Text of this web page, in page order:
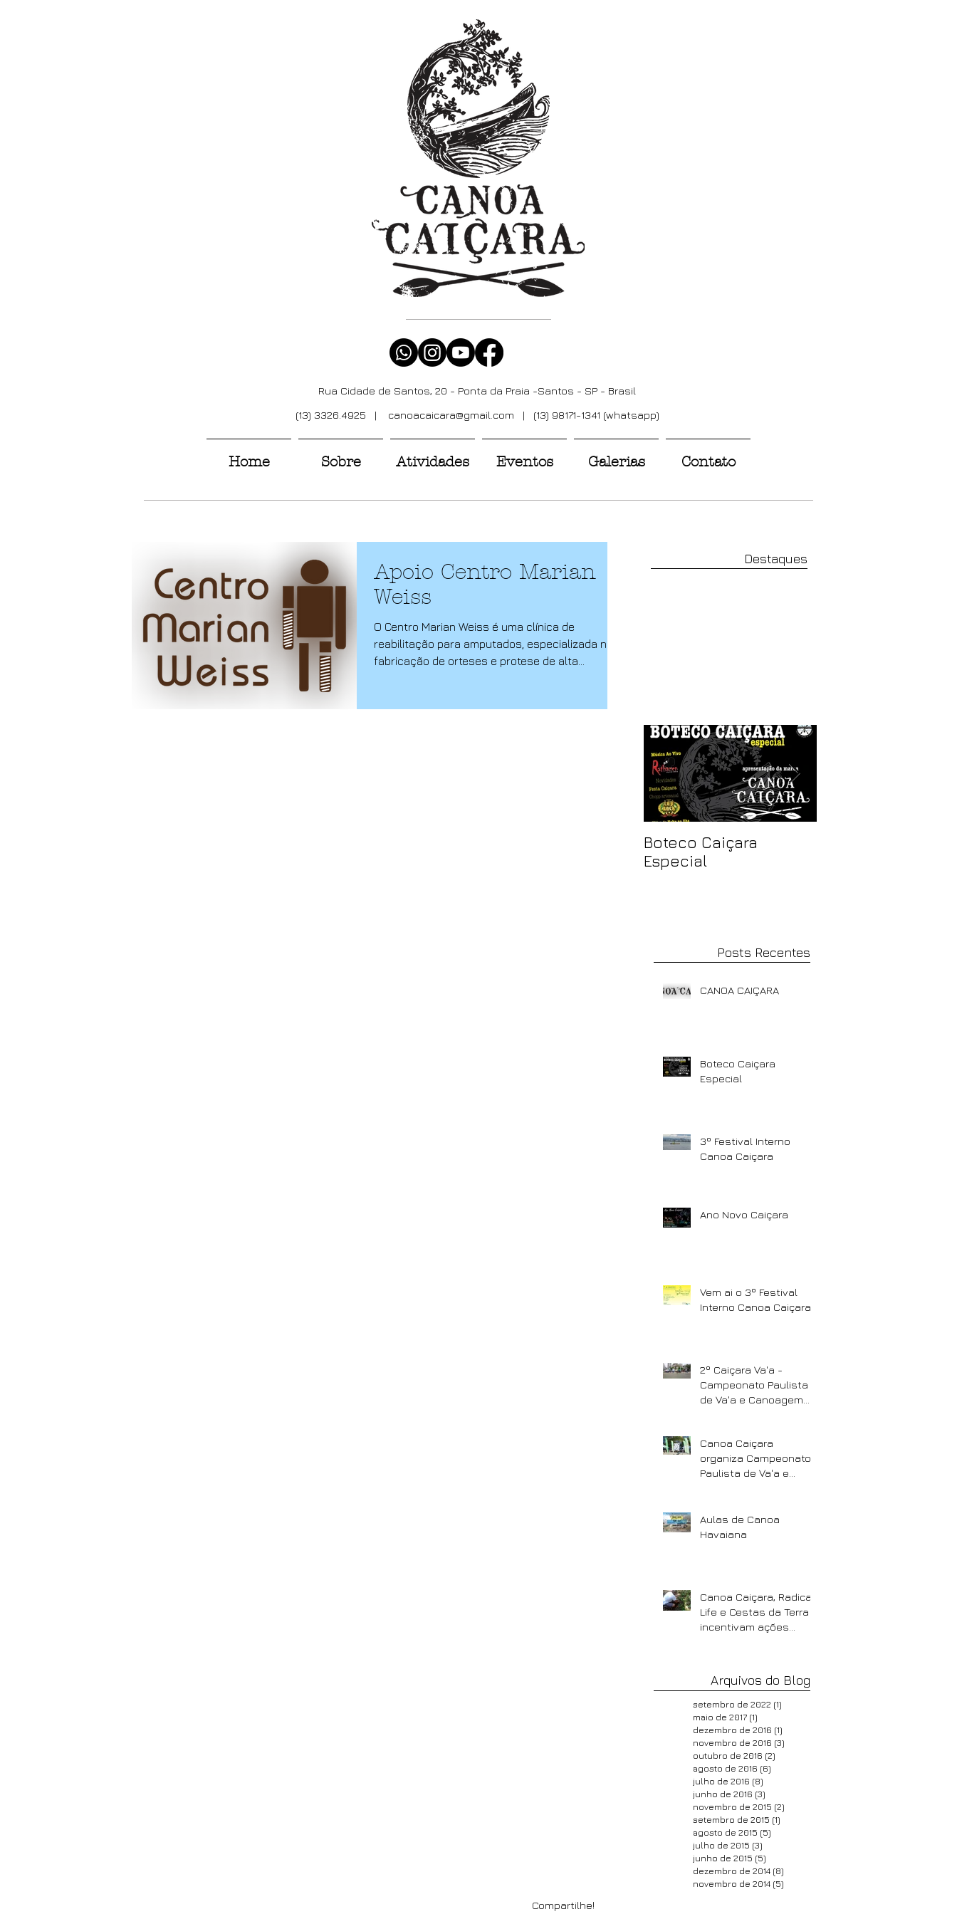
Rua Cidade de Santos, 20 - Ponta da Praia -Santos - SP - Brasil
(13) 3326.4925 | canoacaicara@gmail.com | (13) 98171-1341 (whatsapp)
Home Sobre Atividades Eventos Galerias Contato
Apoio Centro Marian
Weiss
O Centro Marian Weiss é uma clínica de
reabilitação para amputados, especializada na
fabricação de orteses e protese de alta
Destaques
Boteco Caiçara
Especial
Posts Recentes
CANOA CAIÇARA
Boteco Caiçara
Especial
3º Festival Interno
Canoa Caiçara
Ano Novo Caiçara
Vem ai o 3º Festival
Interno Canoa Caiçara
2º Caiçara Va'a -
Campeonato Paulista
de Va'a e Canoagem
Canoa Caiçara
organiza Campeonato
Paulista de Va'a e
Aulas de Canoa
Havaiana
Canoa Caiçara, Radical
Life e Cestas da Terra
incentivam ações
Arquivos do Blog
setembro de 2022 (1)
maio de 2017 (1)
dezembro de 2016 (1)
novembro de 2016 (3)
outubro de 2016 (2)
agosto de 2016 (6)
julho de 2016 (8)
junho de 2016 (3)
novembro de 2015 (2)
setembro de 2015 (1)
agosto de 2015 (5)
julho de 2015 (3)
junho de 2015 (5)
dezembro de 2014 (8)
novembro de 2014 (5)
Compartilhe!